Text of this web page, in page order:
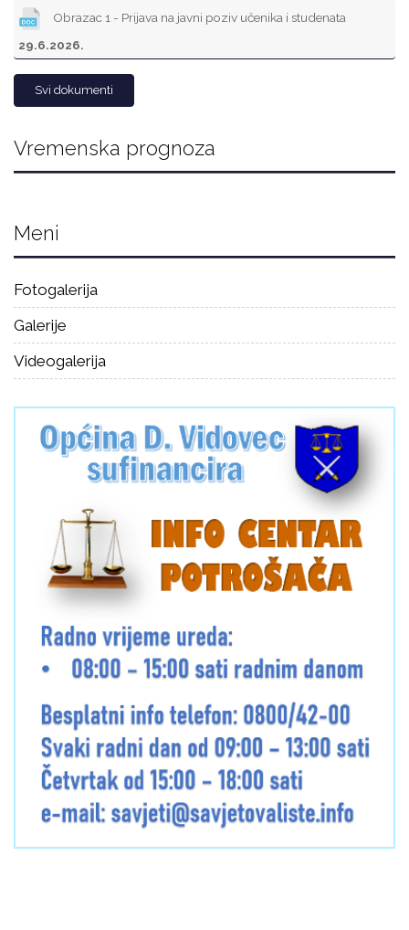
Obrazac 1 - Prijava na javni poziv učenika i studenata
29.6.2026.
Svi dokumenti
Vremenska prognoza
Meni
Fotogalerija
Galerije
Videogalerija